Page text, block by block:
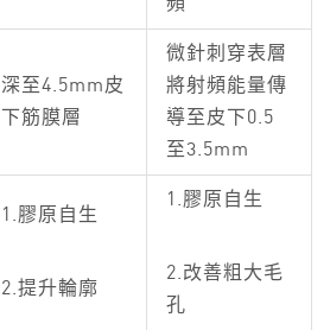
頻
深至4.5mm皮
下筋膜層
微針刺穿表層
將射頻能量傳
導至皮下0.5
至3.5mm
1.膠原自生
2.提升輪廓
1.膠原自生
2.改善粗大毛
孔